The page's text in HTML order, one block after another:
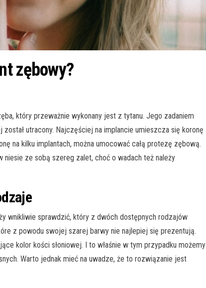
zębowy?
który przeważnie wykonany jest z tytanu. Jego zadaniem
utracony. Najczęściej na implancie umieszcza się koronę
na kilku implantach, można umocować całą protezę zębową.
ze sobą szereg zalet, choć o wadach też należy
wnikliwie sprawdzić, który z dwóch dostępnych rodzajów
z powodu swojej szarej barwy nie najlepiej się prezentują.
kolor kości słoniowej. I to właśnie w tym przypadku możemy
Warto jednak mieć na uwadze, że to rozwiązanie jest